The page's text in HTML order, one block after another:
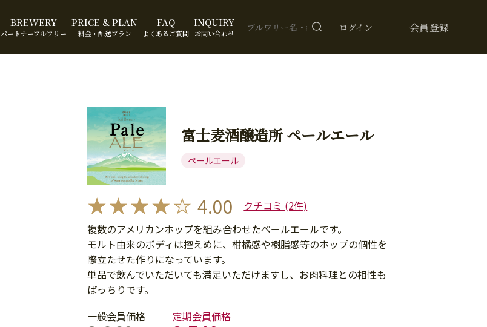
BREWERY
パートナーブルワリー
PRICE & PLAN
料金・配送プラン
FAQ
よくあるご質問
INQUIRY
お問い合わせ ログイン 会員登録
富士麦酒醸造所 ペールエール
ペールエール
4.00
クチコミ (2件)
複数のアメリカンホップを組み合わせたペールエールです。
モルト由来のボディは控えめに、柑橘感や樹脂感等のホップの個性を
際立たせた作りになっています。
単品で飲んでいただいても満足いただけますし、お肉料理との相性も
ばっちりです。
一般会員価格
定期会員価格